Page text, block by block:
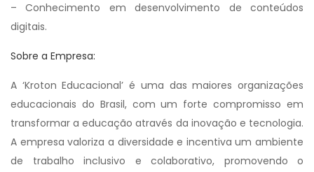
– Conhecimento em desenvolvimento de conteúdos
digitais.
Sobre a Empresa:
A ‘Kroton Educacional’ é uma das maiores organizações
educacionais do Brasil, com um forte compromisso em
transformar a educação através da inovação e tecnologia.
A empresa valoriza a diversidade e incentiva um ambiente
de trabalho inclusivo e colaborativo, promovendo o